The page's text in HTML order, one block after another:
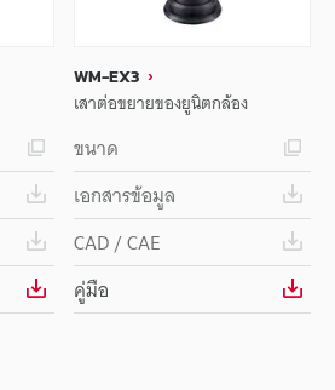
WM-EX3
เสาต่อขยายของยูนิตกล้อง
ขนาด
เอกสารข้อมูล
CAD / CAE
คู่มือ